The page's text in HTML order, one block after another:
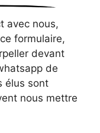
avec nous,
formulaire,
devant
de
élus sont
nous mettre